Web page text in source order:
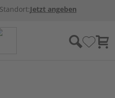
Jetzt angeben